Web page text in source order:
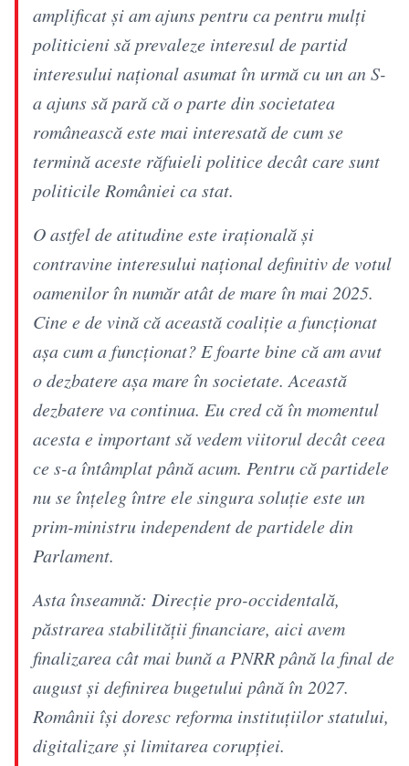
amplificat și am ajuns pentru ca pentru mulți
politicieni să prevaleze interesul de partid
interesului național asumat în urmă cu un an S-
a ajuns să pară că o parte din societatea
românească este mai interesată de cum se
termină aceste răfuieli politice decât care sunt
politicile României ca stat.
O astfel de atitudine este irațională și
contravine interesului național definitiv de votul
oamenilor în număr atât de mare în mai 2025.
Cine e de vină că această coaliție a funcționat
așa cum a funcționat? E foarte bine că am avut
o dezbatere așa mare în societate. Această
dezbatere va continua. Eu cred că în momentul
acesta e important să vedem viitorul decât ceea
ce s-a întâmplat până acum. Pentru că partidele
nu se înțeleg între ele singura soluție este un
prim-ministru independent de partidele din
Parlament.
Asta înseamnă: Direcție pro-occidentală,
păstrarea stabilității financiare, aici avem
finalizarea cât mai bună a PNRR până la final de
august și definirea bugetului până în 2027.
Românii își doresc reforma instituțiilor statului,
digitalizare și limitarea corupției.